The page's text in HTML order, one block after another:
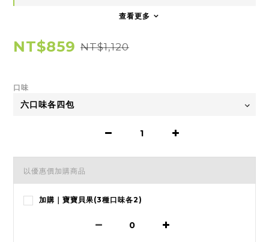
查看更多
NT$859 NT$1,120
口味
以優惠價加購商品
加購｜寶寶貝果(3種口味各2)